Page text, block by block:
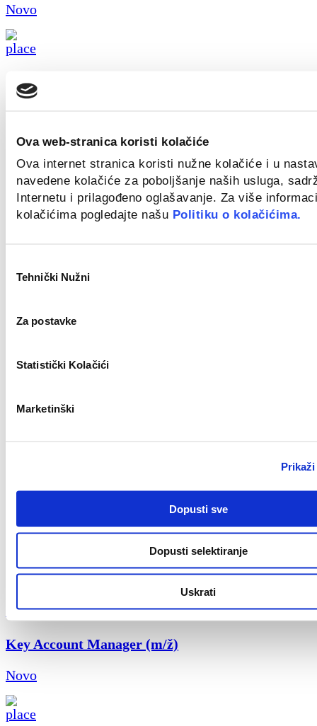
Ova web-stranica koristi kolačiće
Ova internet stranica koristi nužne kolačiće i u
navedene kolačiće za poboljšanje naših usluga,
Internetu i prilagođeno oglašavanje. Za više
kolačićima pogledajte našu Politiku o kolačićima.
pristanka
Tehnički Nužni
Za postavke
Statistički Kolačići
Marketinški
Dopusti sve
Dopusti selektiranje
Uskrati
Novo
Novo
Zagreb
Novo
Novo
Civil Work Supervisor (m/f)
Split
Key Account Manager (m/ž)
Novo